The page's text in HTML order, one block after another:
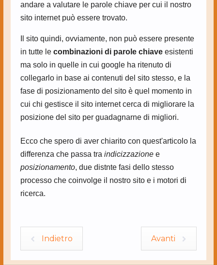
andare a valutare le parole chiave per cui il nostro
sito internet può essere trovato.
Il sito quindi, ovviamente, non può essere presente
in tutte le combinazioni di parole chiaveesistenti
ma solo in quelle in cui google ha ritenuto di
collegarlo in base ai contenuti del sito stesso, e la
fase di posizionamento del sito è quel momento in
cui chi gestisce il sito internet cerca di migliorare la
posizione del sito per guadagnarne di migliori.
Ecco che spero di aver chiarito con quest'articolo la
differenza che passa tra indicizzazionee
posizionamento, due distnte fasi dello stesso
processo che coinvolge il nostro sito e i motori di
ricerca.
Indietro Avanti